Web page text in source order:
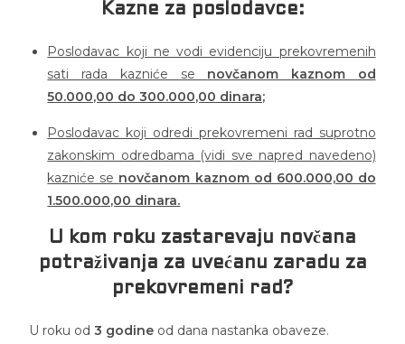
Kazne za poslodavce:
Poslodavac koji ne vodi evidenciju prekovremenih
sati rada kazniće se novčanom kaznom od
50.000,00 do 300.000,00 dinara;
Poslodavac koji odredi prekovremeni rad suprotno
zakonskim odredbama (vidi sve napred navedeno)
kazniće se novčanom kaznom od 600.000,00 do
1.500.000,00 dinara.
U kom roku zastarevaju novčana
potraživanja za uvećanu zaradu za
prekovremeni rad?
U roku od3 godine od dana nastanka obaveze.